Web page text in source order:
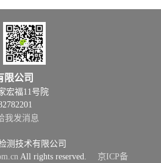
限公司
宏福11号院
测技术有限公司
All rights reserved. 京ICP备